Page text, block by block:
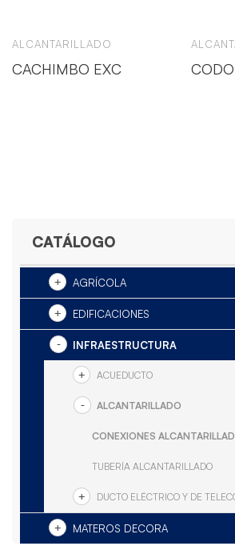
CATÁLOGO
AGRÍCOLA
EDIFICACIONES
INFRAESTRUCTURA
ACUEDUCTO
ALCANTARILLADO
CONEXIONES
TUBERÍA ALCANTARILLADO
DUCTO ELÉCTRICO Y DE
MATEROS DECORA
ALCANTARILLADO
CACHIMBO EXC